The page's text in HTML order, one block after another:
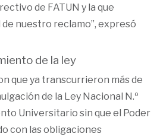
de FATUN y la que
nuestro reclamo”, expresó
de la ley
que ya transcurrieron más de
de la Ley Nacional N.º
Universitario sin que el Poder
con las obligaciones